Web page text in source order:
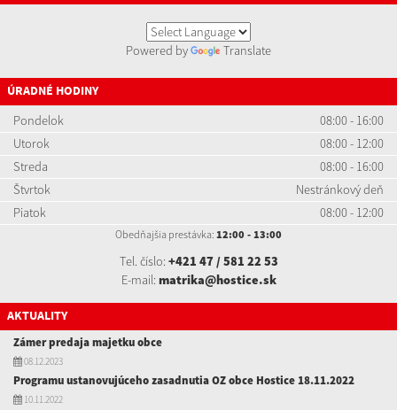
Powered by Translate
ÚRADNÉ HODINY
Pondelok
08:00 - 16:00
Utorok
08:00 - 12:00
Streda
08:00 - 16:00
Štvrtok
Nestránkový deň
Piatok
08:00 - 12:00
Obedňajšia prestávka: 12:00 - 13:00
Tel. číslo: +421 47 / 581 22 53
E-mail: matrika@hostice.sk
AKTUALITY
Zámer predaja majetku obce
08.12.2023
Programu ustanovujúceho zasadnutia OZ obce Hostice 18.11.2022
10.11.2022